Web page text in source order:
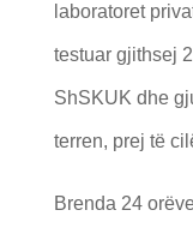
laboratoret
testuar gjithsej
ShSKUK dhe
terren, prej të
Brenda 24